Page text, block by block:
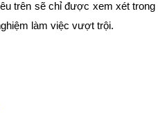
trên sẽ chỉ được xem xét
làm việc vượt trội.